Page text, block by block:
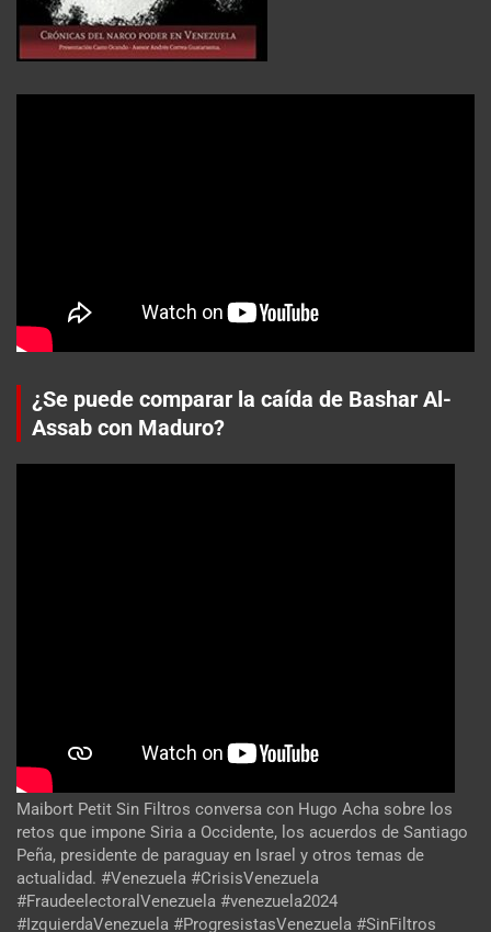
¿Se puede comparar la caída de Bashar Al-
Assab con Maduro?
Maibort Petit Sin Filtros conversa con Hugo Acha sobre los
retos que impone Siria a Occidente, los acuerdos de Santiago
Peña, presidente de paraguay en Israel y otros temas de
actualidad. #Venezuela #CrisisVenezuela
#FraudeelectoralVenezuela #venezuela2024
#IzquierdaVenezuela #ProgresistasVenezuela #SinFiltros